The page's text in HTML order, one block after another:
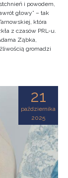
i powodem,
głowy” – tak
która
z czasów PRL-u.
Ząbka,
gromadzi
21
października
2025